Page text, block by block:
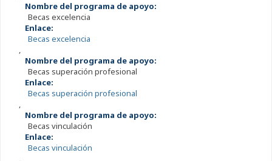
Nombre del programa de apoyo:
Becas excelencia
Enlace:
Becas excelencia
,
Nombre del programa de apoyo:
Becas superación profesional
Enlace:
Becas superación profesional
,
Nombre del programa de apoyo:
Becas vinculación
Enlace:
Becas vinculación
,